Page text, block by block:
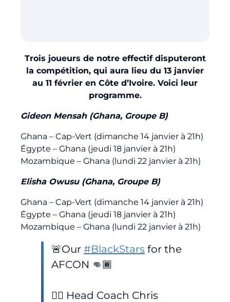
Trois joueurs de notre effectif disputeront
la compétition, qui aura lieu du 13 janvier
au 11 février en Côte d’Ivoire. Voici leur
programme.
Gideon Mensah (Ghana, Groupe B)
Ghana – Cap-Vert (dimanche 14 janvier à 21h)
Égypte – Ghana (jeudi 18 janvier à 21h)
Mozambique – Ghana (lundi 22 janvier à 21h)
Elisha Owusu (Ghana, Groupe B)
Ghana – Cap-Vert (dimanche 14 janvier à 21h)
Égypte – Ghana (jeudi 18 janvier à 21h)
Mozambique – Ghana (lundi 22 janvier à 21h)
🚨Our #BlackStars for the
AFCON 👊🏾
🤵‍♂️ Head Coach Chris